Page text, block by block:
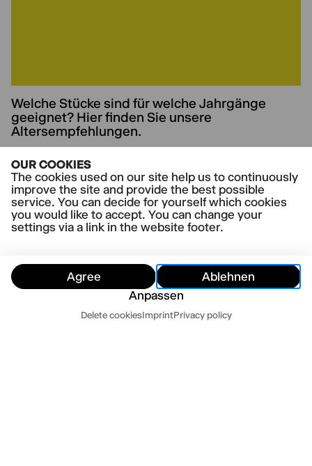
OUR COOKIES
The cookies used on our site help us to continuously
improve the site and provide the best possible
service. You can decide for yourself which cookies
you would like to accept. You can change your
settings via a link in the website footer.
Agree
Ablehnen
Anpassen
Delete cookiesImprintPrivacy policy
Welche Stücke sind für welche Jahrgänge
geeignet? Hier finden Sie unsere
Altersempfehlungen.
Mehr erfahren